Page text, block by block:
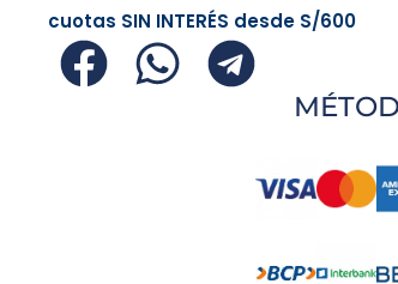
cuotas SIN INTERÉS desde S/600